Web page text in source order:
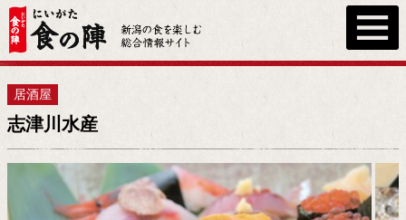
居酒屋
志津川水産